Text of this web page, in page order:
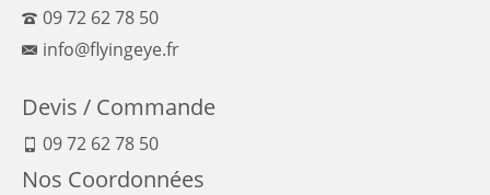
09 72 62 78 50
info@flyingeye.fr
Devis / Commande
09 72 62 78 50
Nos Coordonnées